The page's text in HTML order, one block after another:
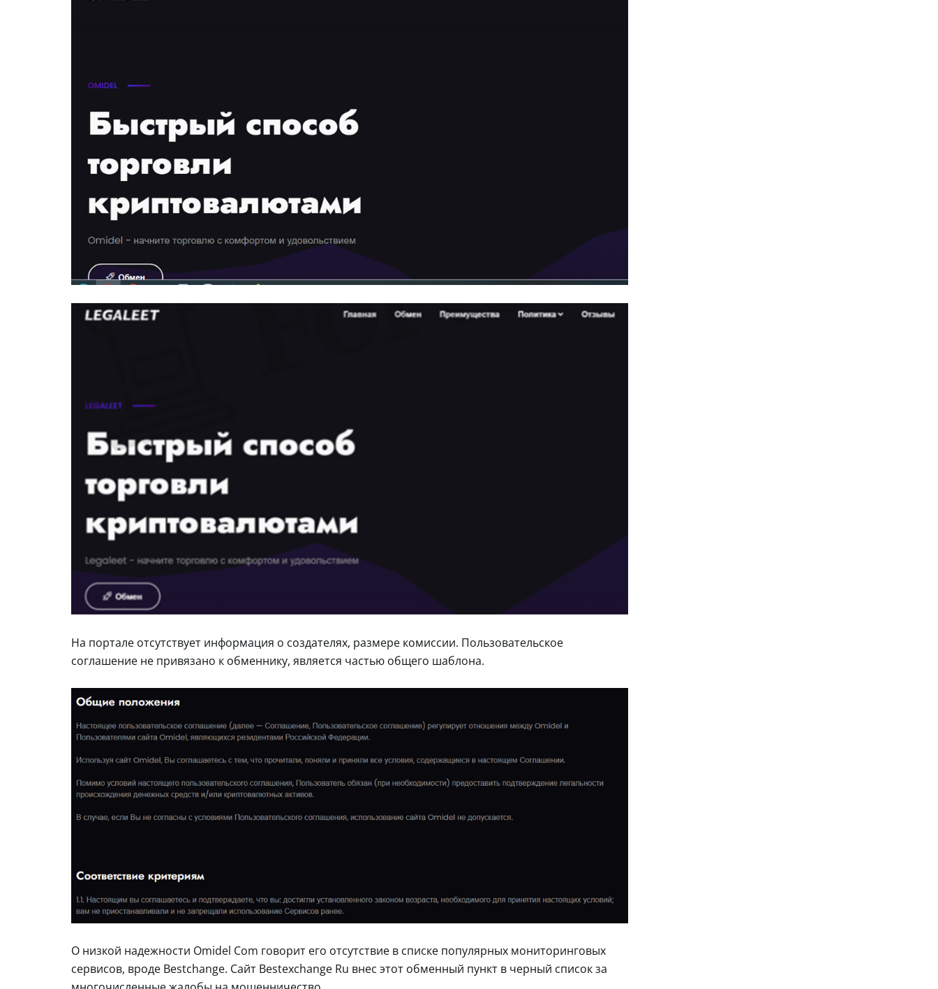
На портале отсутствует информация о создателях, размере комиссии. Пользовательское
соглашение не привязано к обменнику, является частью общего шаблона.
О низкой надежности Omidel Com говорит его отсутствие в списке популярных мониторинговых
сервисов, вроде Bestchange. Сайт Bestexchange Ru внес этот обменный пункт в черный список за